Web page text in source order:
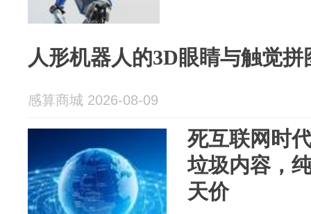
人形机器人的3D眼睛与触觉
感算商城 2026-08-09
死互联网时
垃圾内容，
天价